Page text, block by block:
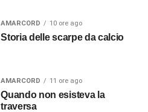
AMARCORD 10 ore ago
Storia delle scarpe da calcio
AMARCORD 11 ore ago
Quando non esisteva la
traversa